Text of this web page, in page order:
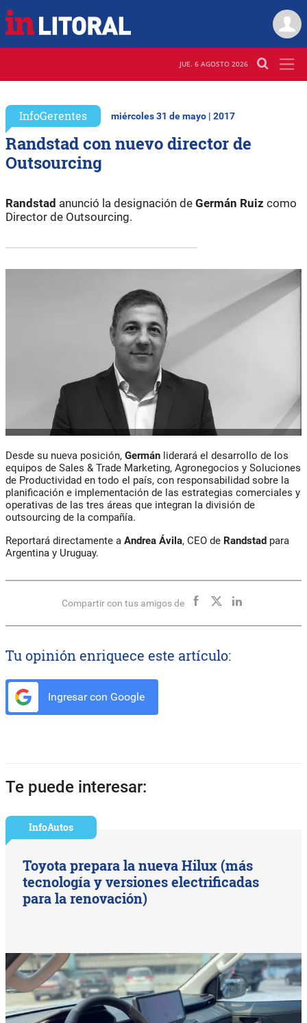
JUE. 6 AGOSTO 2026
InfoGerentes miércoles 31 de mayo | 2017
Randstad con nuevo director de
Outsourcing
Randstad anunció la designación de Germán Ruiz como
Director de Outsourcing.
Desde su nueva posición, Germán liderará el desarrollo de los
equipos de Sales & Trade Marketing, Agronegocios y Soluciones
de Productividad en todo el país, con responsabilidad sobre la
planificación e implementación de las estrategias comerciales y
operativas de las tres áreas que integran la división de
outsourcing de la compañía.
Reportará directamente a Andrea Ávila, CEO de Randstad para
Argentina y Uruguay.
Compartir con tus amigos de
Tu opinión enriquece este artículo:
Ingresar con Google
Te puede interesar:
InfoAutos
Toyota prepara la nueva Hilux (más
tecnología y versiones electrificadas
para la renovación)